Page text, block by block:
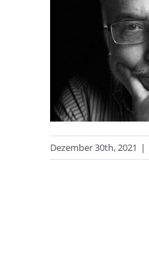
Dezember 30th, 2021 |